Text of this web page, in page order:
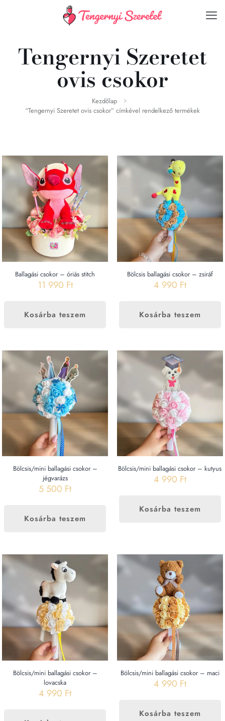
Tengernyi Szeretet
ovis csokor
Kezdőlap
“Tengernyi Szeretet ovis csokor” címkével rendelkező termékek
Ballagási csokor – óriás stitch
11 990 Ft
Kosárba teszem
Bölcsis ballagási csokor – zsiráf
4 990 Ft
Kosárba teszem
Bölcsis/mini ballagási csokor –
jégvarázs
5 500 Ft
Kosárba teszem
Bölcsis/mini ballagási csokor – kutyus
4 990 Ft
Kosárba teszem
Bölcsis/mini ballagási csokor –
lovacska
4 990 Ft
Bölcsis/mini ballagási csokor – maci
4 990 Ft
Kosárba teszem